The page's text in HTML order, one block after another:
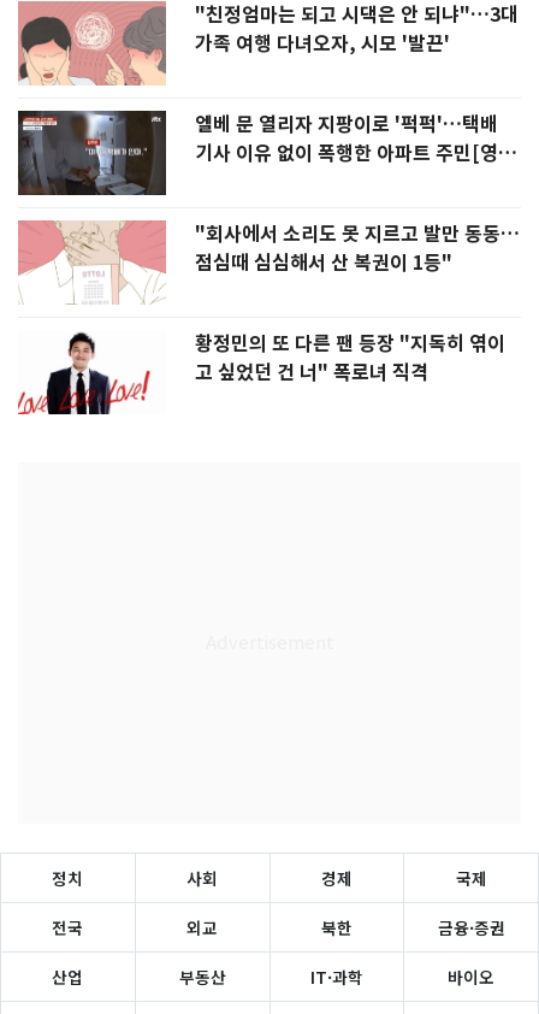
"친정엄마는 되고 시댁은 안 되냐"…3대
가족 여행 다녀오자, 시모 '발끈'
엘베 문 열리자 지팡이로 '퍽퍽'…택배
기사 이유 없이 폭행한 아파트 주민[영
"회사에서 소리도 못 지르고 발만 동동…
점심때 심심해서 산 복권이 1등"
황정민의 또 다른 팬 등장 "지독히 엮이
고 싶었던 건 너" 폭로녀 직격
정치 사회 경제 국제
전국 외교 북한 금융·증권
산업 부동산 IT·과학 바이오